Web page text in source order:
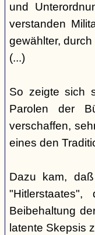
und
verstanden
gewählter,
(...)
So zeigte sich
Parolen der
verschaffen,
eines den
Dazu kam,
Beibehaltung
latente Skepsis